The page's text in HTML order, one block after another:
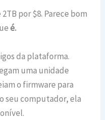
por $8. Parece bom
é.
da plataforma.
uma unidade
o firmware para
seu computador, ela